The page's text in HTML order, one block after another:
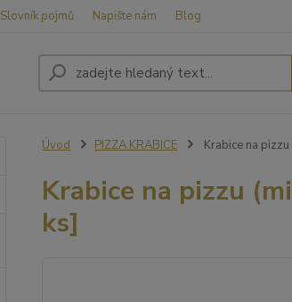
Slovník pojmů Napište nám Blog
Úvod PIZZA KRABICE Krabice na
Krabice na pizzu
ks]